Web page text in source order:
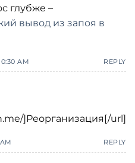
глубже –
вывод из запоя в
AM REPLY
]Реорганизация[/url]
REPLY